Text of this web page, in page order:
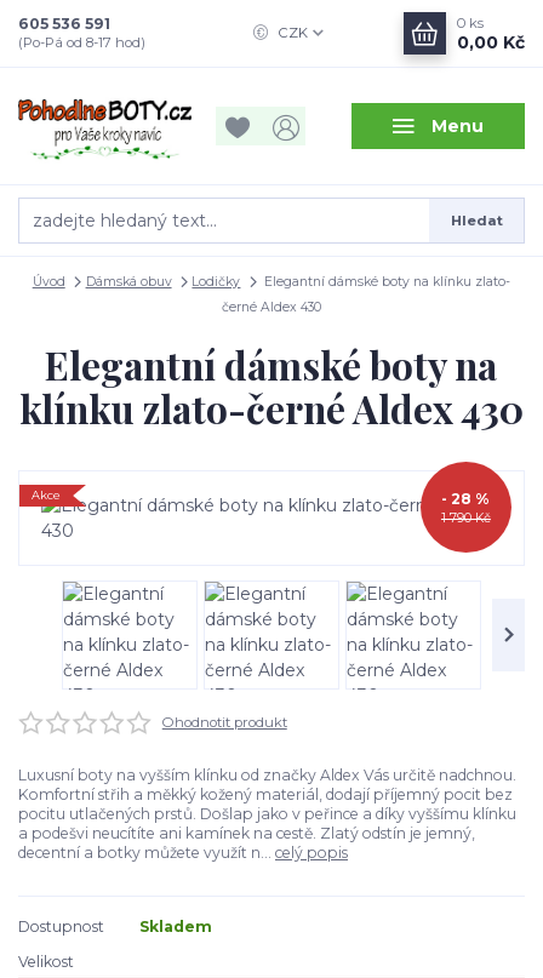
Menu
CZK
Hledat
605 536 591
(Po-Pá od 8-17 hod)
0 ks
0,00 Kč
Úvod Dámská obuv Lodičky
Elegantní dámské boty na klínku zlato-
černé Aldex 430
Elegantní dámské boty na
klínku zlato-černé Aldex 430
Akce
1 790 Kč
- 28 %
Ohodnotit produkt
Luxusní boty na vyšším klínku od značky Aldex Vás určitě nadchnou.
Komfortní střih a měkký kožený materiál, dodají příjemný pocit bez
pocitu utlačených prstů. Došlap jako v peřince a díky vyššímu klínku
a podešvi neucítíte ani kamínek na cestě. Zlatý odstín je jemný,
decentní a botky můžete využít n... celý popis
Dostupnost
Skladem
Velikost